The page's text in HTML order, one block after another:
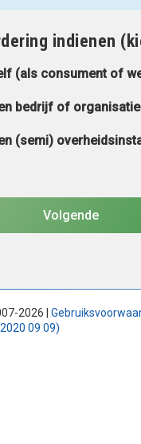
indienen
(als consument of
bedrijf of organisatie
(semi)
2026 |
09 09)